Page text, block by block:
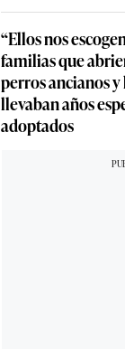
“Ellos nos
familias que
perros ancianos
llevaban años
adoptados